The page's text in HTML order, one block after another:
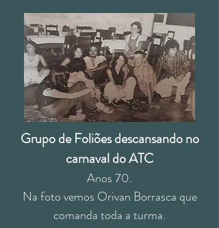
Grupo de Foliões descansando no
carnaval do ATC
Anos 70.
Na foto vemos Orivan Borrasca que
comanda toda a turma.